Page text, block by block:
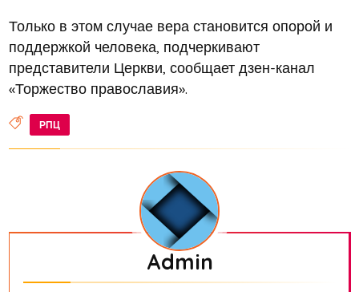
Только в этом случае вера становится опорой и
поддержкой человека, подчеркивают
представители Церкви, сообщает дзен-канал
«Торжество православия».
РПЦ
Admin